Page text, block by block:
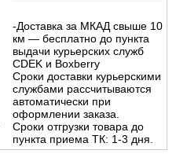
-Доставка за МКАД свыше 10
км — бесплатно до пункта
выдачи курьерских служб
CDEK и Boxberry
Сроки доставки курьерскими
службами рассчитываются
автоматически при
оформлении заказа.
Сроки отгрузки товара до
пункта приема ТК: 1-3 дня.